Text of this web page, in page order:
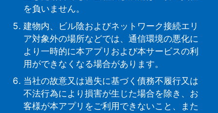
を負いません。
建物内、ビル陰およびネットワーク接続エリ
ア対象外の場所などでは、通信環境の悪化に
より一時的に本アプリおよび本サービスの利
用ができなくなる場合があります。
当社の故意又は過失に基づく債務不履行又は
不法行為により損害が生じた場合を除き、お
客様が本アプリをご利用できないこと、また